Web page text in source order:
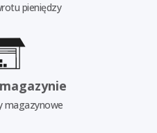
pieniędzy
magazynowe